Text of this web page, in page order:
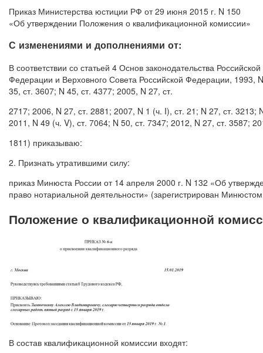
Приказ Министерства юстиции РФ от 29 июня 2015 г. N 150
«Об утверждении Положения о квалификационной комиссии»
С изменениями и дополнениями от:
В соответствии со статьей 4 Основ законодательства
Федерации и Верховного Совета Российской Федерации, 1993,
35, ст. 3607; N 45, ст. 4377; 2005, N 27, ст.
2717; 2006, N 27, ст. 2881; 2007, N 1 (ч. I), ст. 21; N 27, ст.
2011, N 49 (ч. V), ст. 7064; N 50, ст. 7347; 2012, N 27, ст. 3587;
1811) приказываю:
2. Признать утратившими силу:
приказ Минюста России от 14 апреля 2000 г. N 132 «Об
право нотариальной деятельности» (зарегистрирован
Положение о квалификационной
В состав квалификационной комиссии входят: